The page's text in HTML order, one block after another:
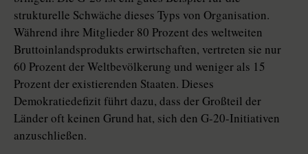
strukturelle Schwäche dieses Typs von Organisation.
Während ihre Mitglieder 80 Prozent des weltweiten
Bruttoinlandsprodukts erwirtschaften, vertreten sie nur
60 Prozent der Weltbevölkerung und weniger als 15
Prozent der existierenden Staaten. Dieses
Demokratiedefizit führt dazu, dass der Großteil der
Länder oft keinen Grund hat, sich den G-20-Initiativen
anzuschließen.